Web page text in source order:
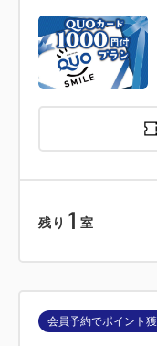
残り 1 室
会員予約でポイント